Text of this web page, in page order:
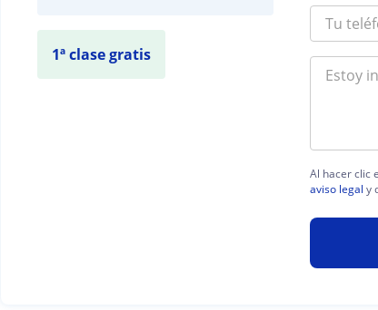
1ª clase gratis
Al hacer clic
aviso legal y